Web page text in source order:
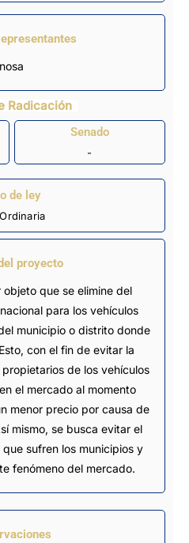
Radicación
Senado
-
de ley
proyecto
que se elimine del
para los vehículos
municipio o distrito donde
con el fin de evitar la
de los vehículos
el mercado al momento
menor precio por causa de
mismo, se busca evitar el
sufren los municipios y
fenómeno del mercado.